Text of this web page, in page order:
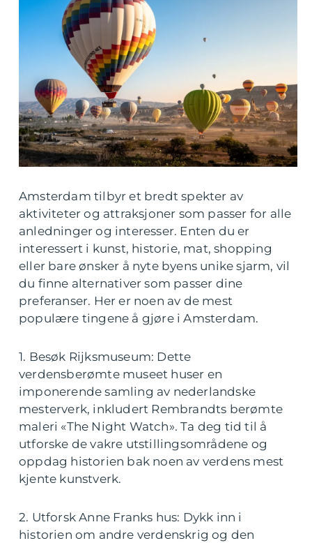
Amsterdam tilbyr et bredt spekter av
aktiviteter og attraksjoner som passer for alle
anledninger og interesser. Enten du er
interessert i kunst, historie, mat, shopping
eller bare ønsker å nyte byens unike sjarm, vil
du finne alternativer som passer dine
preferanser. Her er noen av de mest
populære tingene å gjøre i Amsterdam.
1. Besøk Rijksmuseum: Dette
verdensberømte museet huser en
imponerende samling av nederlandske
mesterverk, inkludert Rembrandts berømte
maleri «The Night Watch». Ta deg tid til å
utforske de vakre utstillingsområdene og
oppdag historien bak noen av verdens mest
kjente kunstverk.
2. Utforsk Anne Franks hus: Dykk inn i
historien om andre verdenskrig og den